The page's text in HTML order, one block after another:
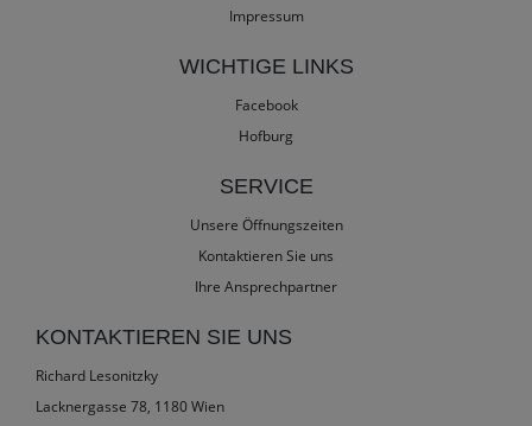
Impressum
WICHTIGE LINKS
Facebook
Hofburg
SERVICE
Unsere Öffnungszeiten
Kontaktieren Sie uns
Ihre Ansprechpartner
KONTAKTIEREN SIE UNS
Richard Lesonitzky
Lacknergasse 78, 1180 Wien